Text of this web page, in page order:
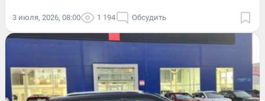
3 июля, 2026, 08:00 1 194 Обсудить